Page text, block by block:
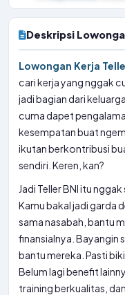
Deskripsi
Lowongan Kerja
cari kerja yang nggak
jadi bagian dari
cuma dapet
kesempatan buat
ikutan berkontribusi
sendiri. Keren, kan?
Jadi Teller BNI itu
Kamu bakal jadi garda
sama nasabah, bantu
finansialnya. Bayangin
bantu mereka. Pasti
Belum lagi benefit
training berkualitas,